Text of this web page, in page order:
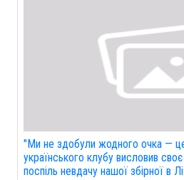
"Ми не здобули жодного очка —
українського клубу висловив
поспіль невдачу нашої збірної в